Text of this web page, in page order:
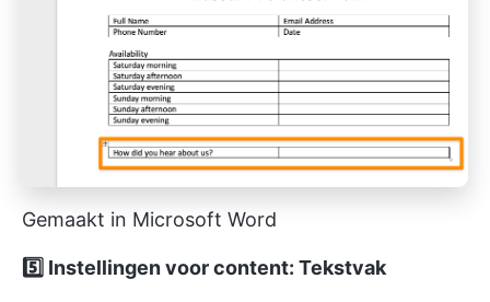
Gemaakt in Microsoft Word
5️⃣ Instellingen voor content: Tekstvak